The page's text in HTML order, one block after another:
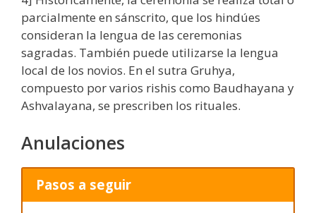
parcialmente en sánscrito, que los hindúes
consideran la lengua de las ceremonias
sagradas. También puede utilizarse la lengua
local de los novios. En el sutra Gruhya,
compuesto por varios rishis como Baudhayana y
Ashvalayana, se prescriben los rituales.
Anulaciones
Pasos a seguir